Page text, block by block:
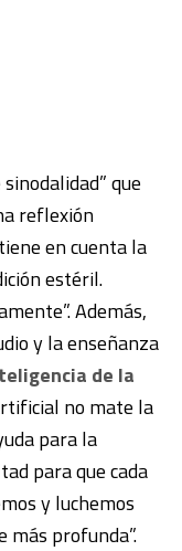
que
reflexión
en cuenta la
estéril.
Además,
y la enseñanza
de la
no mate la
para la
para que cada
y luchemos
más profunda”.